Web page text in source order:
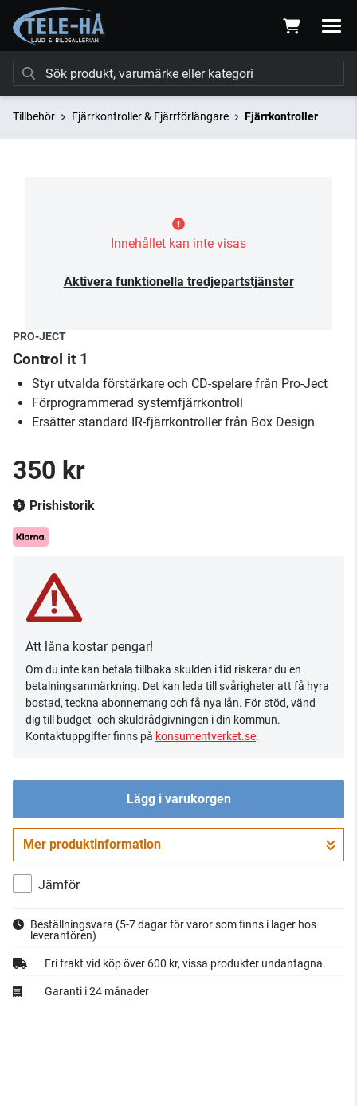
Tillbehör Fjärrkontroller & Fjärrförlängare Fjärrkontroller
Innehållet kan inte visas
Aktivera funktionella tredjepartstjänster
PRO-JECT
Control it 1
Styr utvalda förstärkare och CD-spelare från Pro-Ject
Förprogrammerad systemfjärrkontroll
Ersätter standard IR-fjärrkontroller från Box Design
350 kr
Prishistorik
Att låna kostar pengar!
Om du inte kan betala tillbaka skulden i tid riskerar du en
betalningsanmärkning. Det kan leda till svårigheter att få hyra
bostad, teckna abonnemang och få nya lån. För stöd, vänd
dig till budget- och skuldrådgivningen i din kommun.
Kontaktuppgifter finns på konsumentverket.se.
Lägg i varukorgen
Gå till kassan
Mer produktinformation
Jämför
Beställningsvara (5-7 dagar för varor som finns i lager hos
leverantören)
Fri frakt vid köp över 600 kr, vissa produkter undantagna.
Garanti i 24 månader